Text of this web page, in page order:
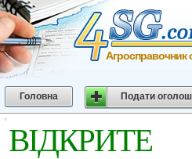
Агросправочник
Головна Подати